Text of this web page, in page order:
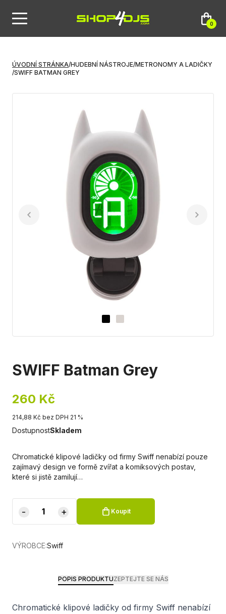
0
ÚVODNÍ STRÁNKA/HUDEBNÍ NÁSTROJE/METRONOMY A LADIČKY
/SWIFF BATMAN GREY
SWIFF Batman Grey
260 Kč
214,88 Kč bez DPH 21 %
DostupnostSkladem
Chromatické klipové ladičky od firmy Swiff nenabízí pouze
zajímavý design ve formě zvířat a komiksových postav,
které si jistě zamilují…
- + Koupit
VÝROBCE:Swiff
POPIS PRODUKTUZEPTEJTE SE NÁS
Chromatické klipové ladičky od firmy Swiff nenabízí